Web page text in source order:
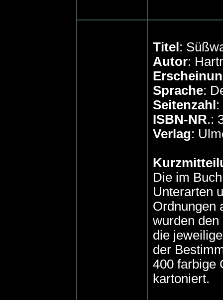
Titel :
Autor:
Sprache:
Seitenzahl :
ISBN-NR.:
Verlag:
Die im
Unterarten
Ordnungen
wurden den
die
der
400 farbige
kartoniert.